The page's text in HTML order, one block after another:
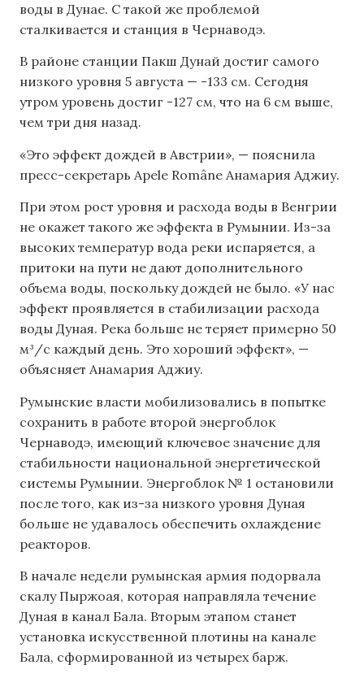
воды в Дунае. С такой же проблемой
сталкивается и станция в Чернаводэ.
В районе станции Пакш Дунай достиг самого
низкого уровня 5 августа — -133 см. Сегодня
утром уровень достиг -127 см, что на 6 см выше,
чем три дня назад.
«Это эффект дождей в Австрии», — пояснила
пресс-секретарь Apele Române Анамария Аджиу.
При этом рост уровня и расхода воды в Венгрии
не окажет такого же эффекта в Румынии. Из-за
высоких температур вода реки испаряется, а
притоки на пути не дают дополнительного
объема воды, поскольку дождей не было. «У нас
эффект проявляется в стабилизации расхода
воды Дуная. Река больше не теряет примерно 50
м³/с каждый день. Это хороший эффект», —
объясняет Анамария Аджиу.
Румынские власти мобилизовались в попытке
сохранить в работе второй энергоблок
Чернаводэ, имеющий ключевое значение для
стабильности национальной энергетической
системы Румынии. Энергоблок № 1 остановили
после того, как из-за низкого уровня Дуная
больше не удавалось обеспечить охлаждение
реакторов.
В начале недели румынская армия подорвала
скалу Пыржоая, которая направляла течение
Дуная в канал Бала. Вторым этапом станет
установка искусственной плотины на канале
Бала, сформированной из четырех барж.